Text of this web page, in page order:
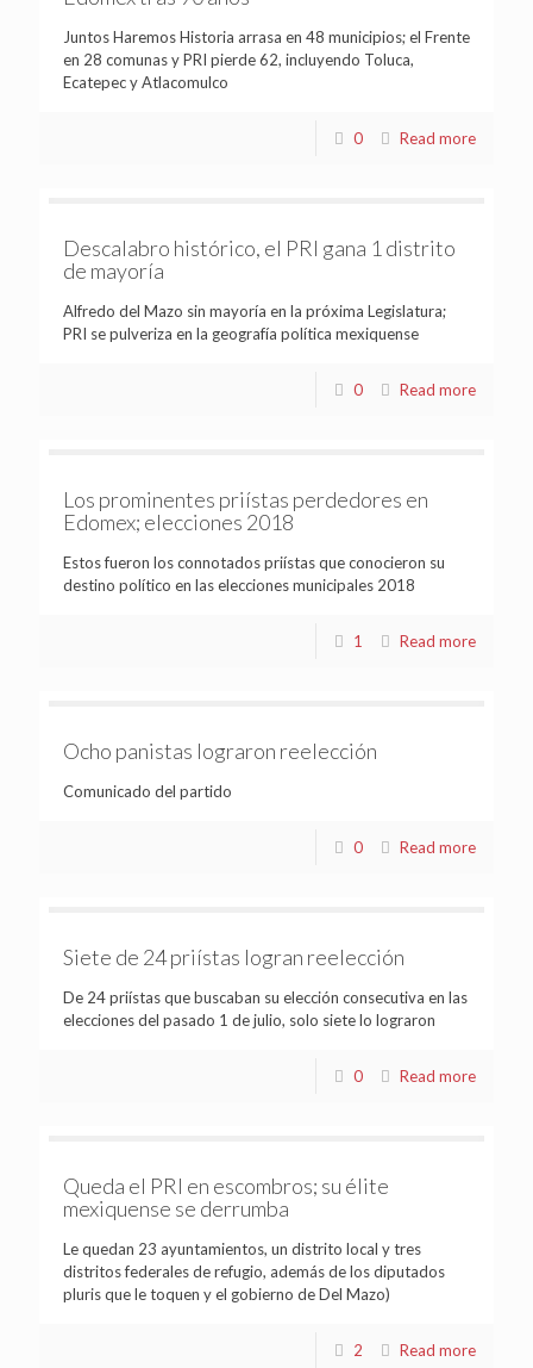
Juntos Haremos Historia arrasa en 48 municipios; el Frente
en 28 comunas y PRI pierde 62, incluyendo Toluca,
Ecatepec y Atlacomulco
0 Read more
Descalabro histórico, el PRI gana 1 distrito
de mayoría
Alfredo del Mazo sin mayoría en la próxima Legislatura;
PRI se pulveriza en la geografía política mexiquense
0 Read more
Los prominentes priístas perdedores en
Edomex; elecciones 2018
Estos fueron los connotados priístas que conocieron su
destino político en las elecciones municipales 2018
1 Read more
Ocho panistas lograron reelección
Comunicado del partido
0 Read more
Siete de 24 priístas logran reelección
De 24 priístas que buscaban su elección consecutiva en las
elecciones del pasado 1 de julio, solo siete lo lograron
0 Read more
Queda el PRI en escombros; su élite
mexiquense se derrumba
Le quedan 23 ayuntamientos, un distrito local y tres
distritos federales de refugio, además de los diputados
pluris que le toquen y el gobierno de Del Mazo)
2 Read more